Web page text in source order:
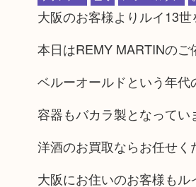
大阪のお客様よりルイ13世
本日はREMY MARTINのご
ベルーオールドという年代
容器もバカラ製となってい
洋酒のお買取ならお任せく
大阪にお住いのお客様も